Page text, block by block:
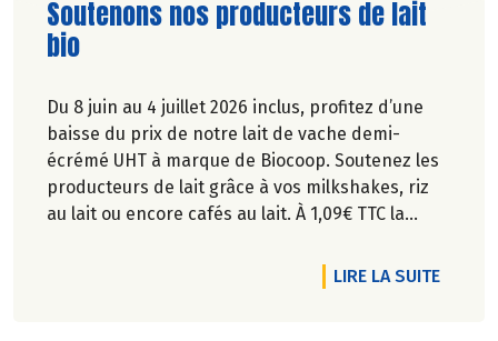
Lire la suite de l'article
Soutenons nos producteurs de lait
bio
Du 8 juin au 4 juillet 2026 inclus, profitez d’une
baisse du prix de notre lait de vache demi-
écrémé UHT à marque de Biocoop. Soutenez les
producteurs de lait grâce à vos milkshakes, riz
au lait ou encore cafés au lait. À 1,09€ TTC la
LIRE LA SUITEDE